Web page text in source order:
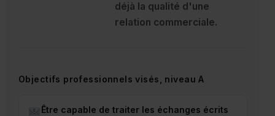
déjà la qualité d'une
relation commerciale.
Objectifs professionnels visés, niveau A
Être capable de traiter les échanges écrits